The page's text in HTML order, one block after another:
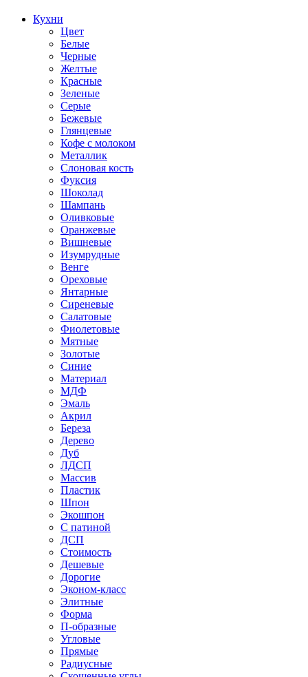
Кухни
Цвет
Белые
Черные
Желтые
Красные
Зеленые
Серые
Бежевые
Глянцевые
Кофе с молоком
Металлик
Слоновая кость
Фуксия
Шоколад
Шампань
Оливковые
Оранжевые
Вишневые
Изумрудные
Венге
Ореховые
Янтарные
Сиреневые
Салатовые
Фиолетовые
Мятные
Золотые
Синие
Материал
МДФ
Эмаль
Акрил
Береза
Дерево
Дуб
ЛДСП
Массив
Пластик
Шпон
Экошпон
С патиной
ДСП
Стоимость
Дешевые
Дорогие
Эконом-класс
Элитные
Форма
П-образные
Угловые
Прямые
Радиусные